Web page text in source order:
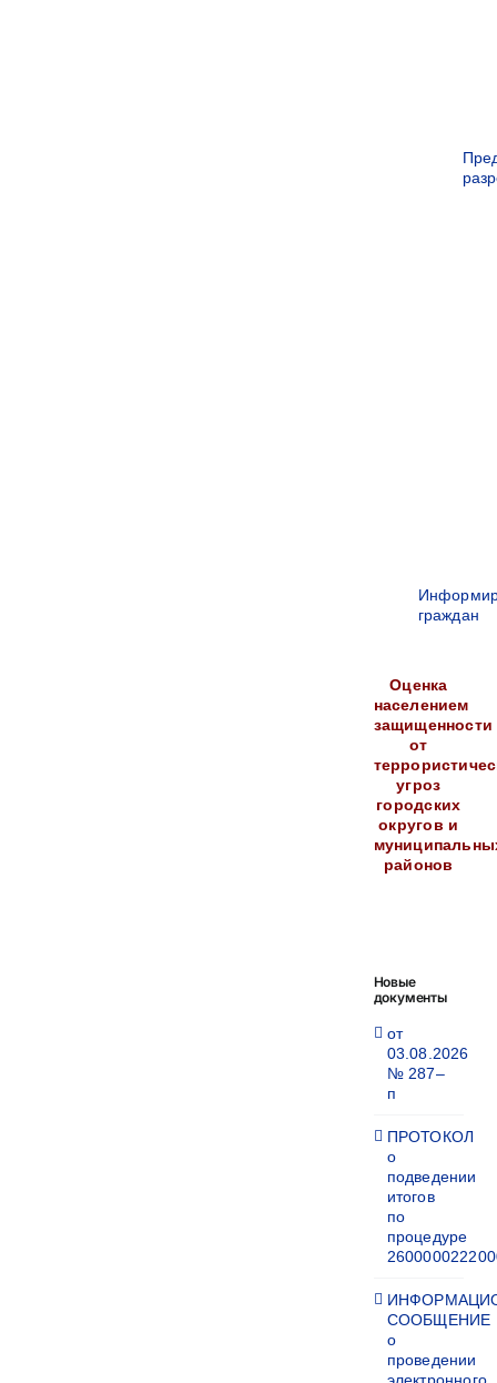
граждан
Оценка
населением
защищенности
от
угроз
городских
округов и
районов
Новые
документы
от
03.08.2026
№ 287–
п
ПРОТОКОЛ
о
подведении
итогов
по
процедуре
СООБЩЕНИЕ
о
проведении